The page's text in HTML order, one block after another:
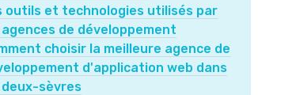
outils et technologies utilisés par
agences de développement
choisir la meilleure agence de
d'application web dans
deux-sèvres